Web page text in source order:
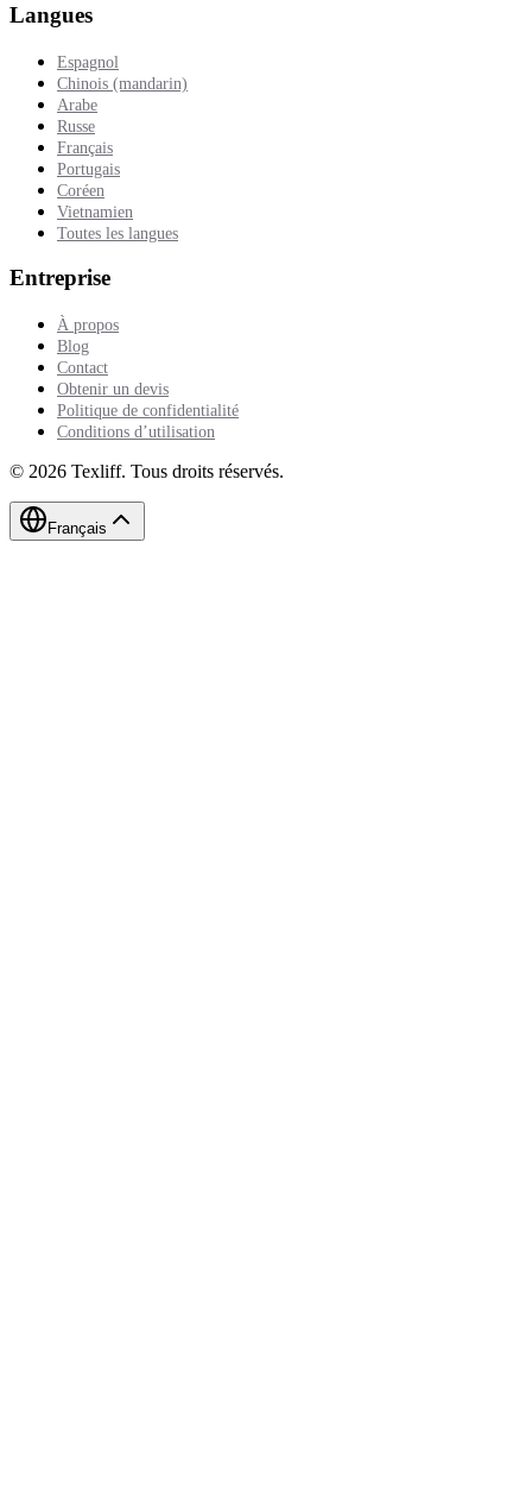
Langues
Espagnol
Chinois (mandarin)
Arabe
Russe
Français
Portugais
Coréen
Vietnamien
Toutes les langues
Entreprise
À propos
Blog
Contact
Obtenir un devis
Politique de confidentialité
Conditions d’utilisation
© 2026 Texliff. Tous droits réservés.
Français